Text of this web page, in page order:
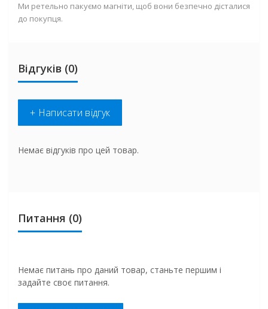
Ми ретельно пакуємо магніти, щоб вони безпечно дісталися
до покупця.
Відгуків (0)
+ Написати відгук
Немає відгуків про цей товар.
Питання (0)
Немає питань про даний товар, станьте першим і
задайте своє питання.